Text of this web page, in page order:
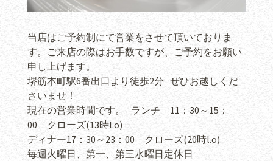
当店はご予約制にて営業をさせて頂いておりま
す。ご来店の際はお手数ですが、ご予約をお願い
申し上げます。
堺筋本町駅6番出口より徒歩2分 ぜひお越しくだ
さいませ！
現在の営業時間です。 ランチ 11：30～15：
00 クローズ(13時l.o)
ディナー17：30～23：00 クローズ(20時l.o)
毎週火曜日、第一、第三水曜日定休日